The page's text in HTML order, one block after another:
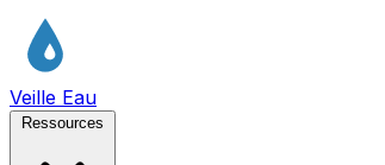
Veille Eau
Ressources